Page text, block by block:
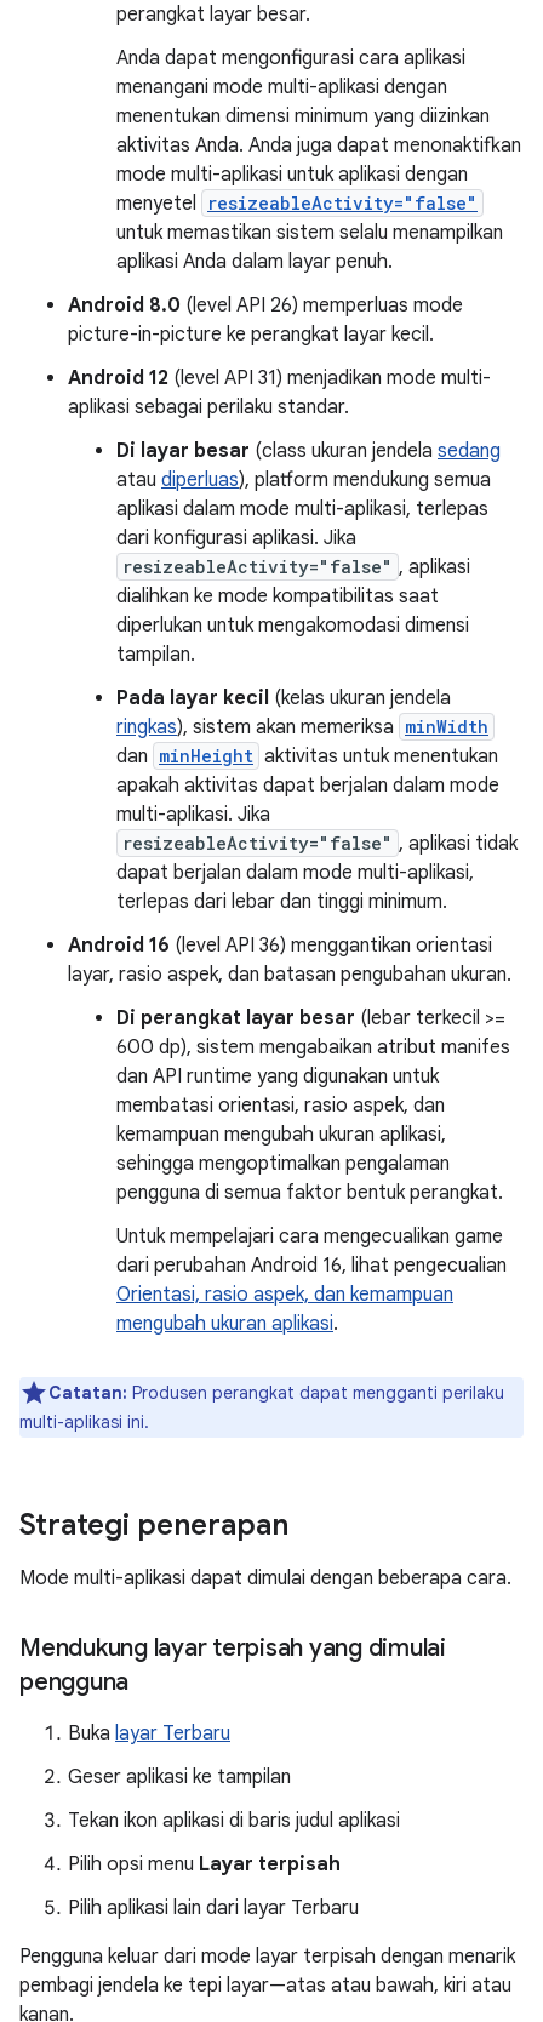
perangkat layar besar.
Anda dapat mengonfigurasi cara aplikasi
menangani mode multi-aplikasi dengan
menentukan dimensi minimum yang diizinkan
aktivitas Anda. Anda juga dapat menonaktifkan
mode multi-aplikasi untuk aplikasi dengan
menyetel
resizeableActivity="false"
untuk memastikan sistem selalu menampilkan
aplikasi Anda dalam layar penuh.
Android 8.0 (level API 26) memperluas mode
picture-in-picture ke perangkat layar kecil.
Android 12 (level API 31) menjadikan mode multi-
aplikasi sebagai perilaku standar.
Di layar besar (class ukuran jendela sedang
atau diperluas), platform mendukung semua
aplikasi dalam mode multi-aplikasi, terlepas
dari konfigurasi aplikasi. Jika
resizeableActivity="false" , aplikasi
dialihkan ke mode kompatibilitas saat
diperlukan untuk mengakomodasi dimensi
tampilan.
Pada layar kecil (kelas ukuran jendela
ringkas), sistem akan memeriksa minWidth
dan minHeight aktivitas untuk menentukan
apakah aktivitas dapat berjalan dalam mode
multi-aplikasi. Jika
resizeableActivity="false" , aplikasi tidak
dapat berjalan dalam mode multi-aplikasi,
terlepas dari lebar dan tinggi minimum.
Android 16 (level API 36) menggantikan orientasi
layar, rasio aspek, dan batasan pengubahan ukuran.
Di perangkat layar besar (lebar terkecil >=
600 dp), sistem mengabaikan atribut manifes
dan API runtime yang digunakan untuk
membatasi orientasi, rasio aspek, dan
kemampuan mengubah ukuran aplikasi,
sehingga mengoptimalkan pengalaman
pengguna di semua faktor bentuk perangkat.
Untuk mempelajari cara mengecualikan game
dari perubahan Android 16, lihat pengecualian
Orientasi, rasio aspek, dan kemampuan
mengubah ukuran aplikasi.
Catatan: Produsen perangkat dapat mengganti perilaku
multi-aplikasi ini.
Strategi penerapan
Mode multi-aplikasi dapat dimulai dengan beberapa cara.
Mendukung layar terpisah yang dimulai
pengguna
Buka layar Terbaru
Geser aplikasi ke tampilan
Tekan ikon aplikasi di baris judul aplikasi
Pilih opsi menu Layar terpisah
Pilih aplikasi lain dari layar Terbaru
Pengguna keluar dari mode layar terpisah dengan menarik
pembagi jendela ke tepi layar—atas atau bawah, kiri atau
kanan.